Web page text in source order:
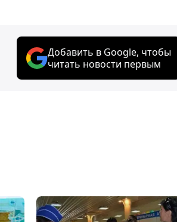
Добавить в Google, чтобы
читать новости первым